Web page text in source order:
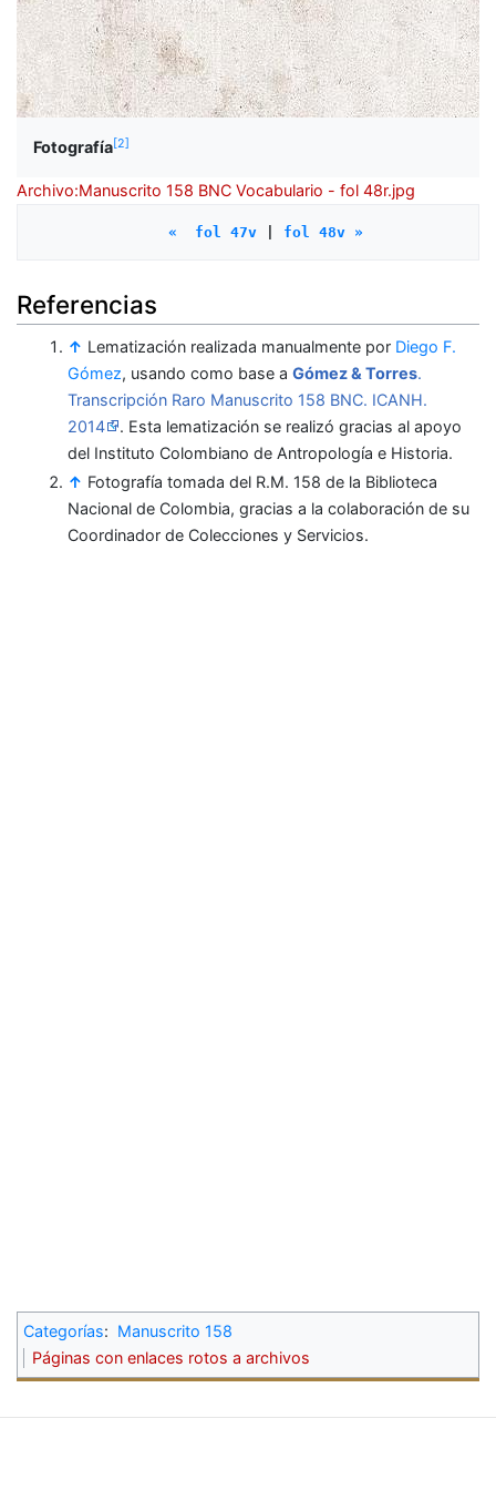
Fotografía[2]
Archivo:Manuscrito 158 BNC Vocabulario - fol 48r.jpg
«  fol 47v fol 48v »
Referencias
↑ Lematización realizada manualmente por Diego F.
Gómez, usando como base aGómez & Torres.
Transcripción Raro Manuscrito 158 BNC. ICANH.
2014
. Esta lematización se realizó gracias al apoyo
del Instituto Colombiano de Antropología e Historia.
↑ Fotografía tomada del R.M. 158 de la Biblioteca
Nacional de Colombia, gracias a la colaboración de su
Coordinador de Colecciones y Servicios.
Categorías: Manuscrito 158
Páginas con enlaces rotos a archivos